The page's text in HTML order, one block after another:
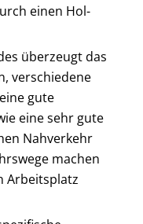
einen Hol-
überzeugt das
verschiedene
gute
eine sehr gute
Nahverkehr
machen
Arbeitsplatz